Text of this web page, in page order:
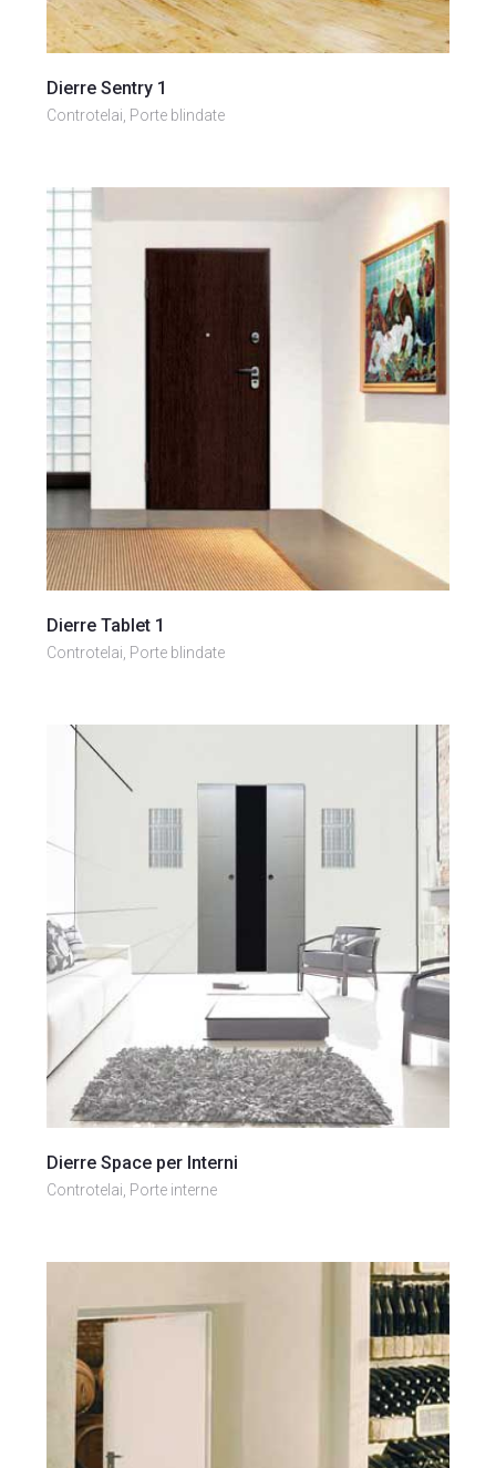
Dierre Sentry 1
Controtelai, Porte blindate
Dierre Tablet 1
Controtelai, Porte blindate
Dierre Space per Interni
Controtelai, Porte interne